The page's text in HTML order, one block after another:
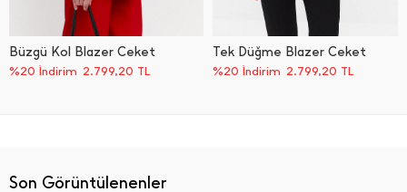
Büzgü Kol Blazer Ceket
%20 İndirim 2.799,20 TL
Tek Düğme Blazer Ceket
%20 İndirim 2.799,20 TL
Son Görüntülenenler